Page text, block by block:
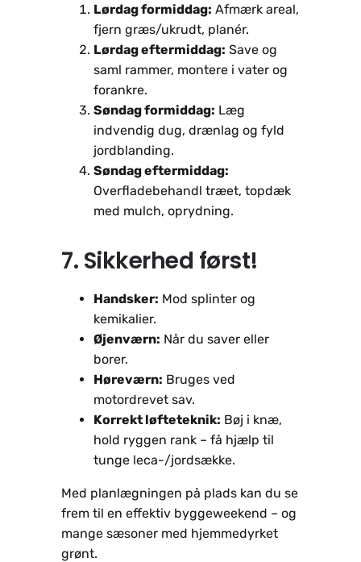
Lørdag formiddag: Afmærk areal,
fjern græs/ukrudt, planér.
Lørdag eftermiddag: Save og
saml rammer, montere i vater og
forankre.
Søndag formiddag: Læg
indvendig dug, drænlag og fyld
jordblanding.
Søndag eftermiddag:
Overfladebehandl træet, topdæk
med mulch, oprydning.
7. Sikkerhed først!
Handsker: Mod splinter og
kemikalier.
Øjenværn: Når du saver eller
borer.
Høreværn: Bruges ved
motordrevet sav.
Korrekt løfteteknik: Bøj i knæ,
hold ryggen rank – få hjælp til
tunge leca-/jordsække.
Med planlægningen på plads kan du se
frem til en effektiv byggeweekend – og
mange sæsoner med hjemmedyrket
grønt.